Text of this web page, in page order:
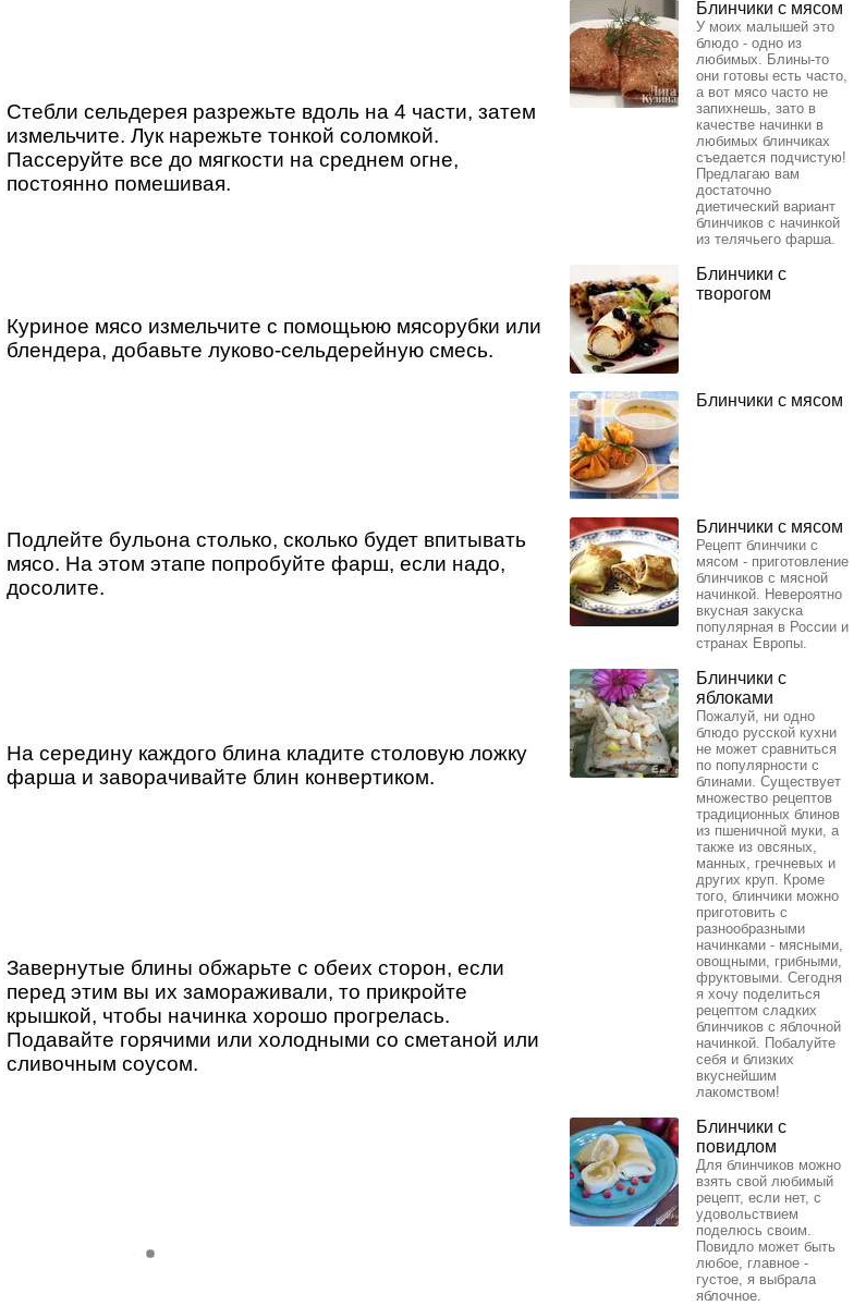
Стебли сельдерея разрежьте вдоль на 4 части, затем
измельчите. Лук нарежьте тонкой соломкой.
Пассеруйте все до мягкости на среднем огне,
постоянно помешивая.
Куриное мясо измельчите с помощьюю мясорубки или
блендера, добавьте луково-сельдерейную смесь.
Подлейте бульона столько, сколько будет впитывать
мясо. На этом этапе попробуйте фарш, если надо,
досолите.
На середину каждого блина кладите столовую ложку
фарша и заворачивайте блин конвертиком.
Завернутые блины обжарьте с обеих сторон, если
перед этим вы их замораживали, то прикройте
крышкой, чтобы начинка хорошо прогрелась.
Подавайте горячими или холодными со сметаной или
сливочным соусом.
Блинчики с мясом
У моих малышей это
блюдо - одно из
любимых. Блины-то
они готовы есть часто,
а вот мясо часто не
запихнешь, зато в
качестве начинки в
любимых блинчиках
съедается подчистую!
Предлагаю вам
достаточно
диетический вариант
блинчиков с начинкой
из телячьего фарша.
Блинчики с
творогом
Блинчики с мясом
Блинчики с мясом
Рецепт блинчики с
мясом - приготовление
блинчиков с мясной
начинкой. Невероятно
вкусная закуска
популярная в России и
странах Европы.
Блинчики с
яблоками
Пожалуй, ни одно
блюдо русской кухни
не может сравниться
по популярности с
блинами. Существует
множество рецептов
традиционных блинов
из пшеничной муки, а
также из овсяных,
манных, гречневых и
других круп. Кроме
того, блинчики можно
приготовить с
разнообразными
начинками - мясными,
овощными, грибными,
фруктовыми. Сегодня
я хочу поделиться
рецептом сладких
блинчиков с яблочной
начинкой. Побалуйте
себя и близких
вкуснейшим
лакомством!
Блинчики с
повидлом
Для блинчиков можно
взять свой любимый
рецепт, если нет, с
удовольствием
поделюсь своим.
Повидло может быть
любое, главное -
густое, я выбрала
яблочное.